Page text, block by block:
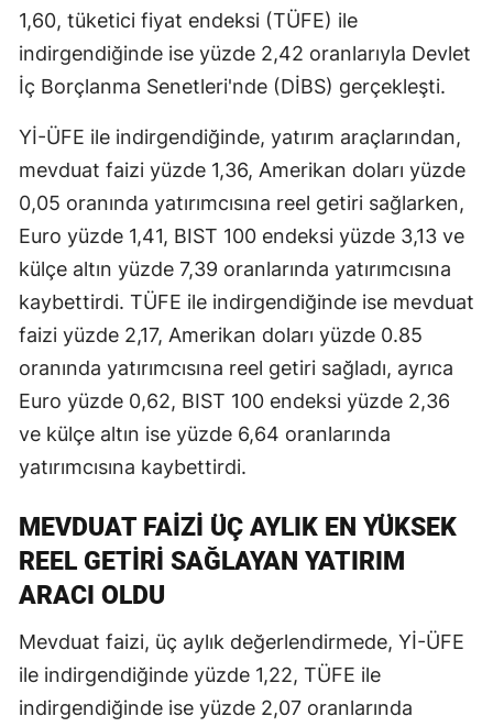
1,60, tüketici fiyat endeksi (TÜFE) ile
indirgendiğinde ise yüzde 2,42 oranlarıyla Devlet
İç Borçlanma Senetleri'nde (DİBS) gerçekleşti.
Yİ-ÜFE ile indirgendiğinde, yatırım araçlarından,
mevduat faizi yüzde 1,36, Amerikan doları yüzde
0,05 oranında yatırımcısına reel getiri sağlarken,
Euro yüzde 1,41, BIST 100 endeksi yüzde 3,13 ve
külçe altın yüzde 7,39 oranlarında yatırımcısına
kaybettirdi. TÜFE ile indirgendiğinde ise mevduat
faizi yüzde 2,17, Amerikan doları yüzde 0.85
oranında yatırımcısına reel getiri sağladı, ayrıca
Euro yüzde 0,62, BIST 100 endeksi yüzde 2,36
ve külçe altın ise yüzde 6,64 oranlarında
yatırımcısına kaybettirdi.
MEVDUAT FAİZİ ÜÇ AYLIK EN YÜKSEK
REEL GETİRİ SAĞLAYAN YATIRIM
ARACI OLDU
Mevduat faizi, üç aylık değerlendirmede, Yİ-ÜFE
ile indirgendiğinde yüzde 1,22, TÜFE ile
indirgendiğinde ise yüzde 2,07 oranlarında